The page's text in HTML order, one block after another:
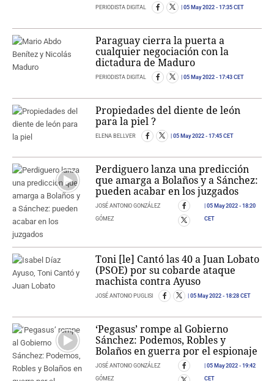
PERIODISTA DIGITAL 05 May 2022 - 17:35 CET
Paraguay cierra la puerta a
cualquier negociación con la
dictadura de Maduro
PERIODISTA DIGITAL 05 May 2022 - 17:43 CET
Propiedades del diente de león
para la piel ?
ELENA BELLVER 05 May 2022 - 17:45 CET
Perdiguero lanza una predicción
que amarga a Bolaños y a Sánchez:
pueden acabar en los juzgados
JOSÉ ANTONIO GONZÁLEZ
GÓMEZ
05 May 2022 - 18:20
CET
Toni [le] Cantó las 40 a Juan Lobato
(PSOE) por su cobarde ataque
machista contra Ayuso
JOSÉ ANTONIO PUGLISI 05 May 2022 - 18:28 CET
‘Pegasus’ rompe al Gobierno
Sánchez: Podemos, Robles y
Bolaños en guerra por el espionaje
JOSÉ ANTONIO GONZÁLEZ
GÓMEZ
05 May 2022 - 19:42
CET